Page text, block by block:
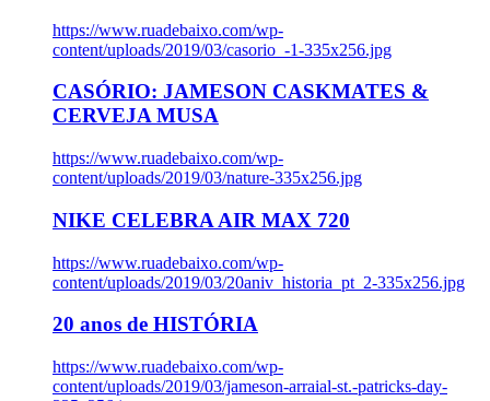
https://www.ruadebaixo.com/wp-
content/uploads/2019/03/casorio_-1-335x256.jpg
CASÓRIO: JAMESON CASKMATES &
CERVEJA MUSA
https://www.ruadebaixo.com/wp-
content/uploads/2019/03/nature-335x256.jpg
NIKE CELEBRA AIR MAX 720
https://www.ruadebaixo.com/wp-
content/uploads/2019/03/20aniv_historia_pt_2-335x256.jpg
20 anos de HISTÓRIA
https://www.ruadebaixo.com/wp-
content/uploads/2019/03/jameson-arraial-st.-patricks-day-